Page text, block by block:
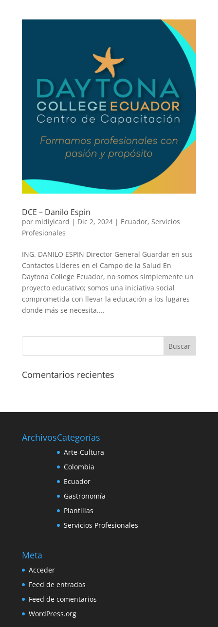
DCE – Danilo Espin
por midiyicard | Dic 2, 2024| Ecuador, Servicios
Profesionales
ING. DANILO ESPIN Director General Guardar en sus
Contactos Líderes en el Campo de la Salud En
Daytona College Ecuador, no somos simplemente un
proyecto educativo; somos una iniciativa social
comprometida con llevar la educación a los lugares
donde más se necesita....
Comentarios recientes
ArchivosCategorías
Arte-Cultura
Colombia
Ecuador
Gastronomía
Plantillas
Servicios Profesionales
Meta
Acceder
Feed de entradas
Feed de comentarios
WordPress.org